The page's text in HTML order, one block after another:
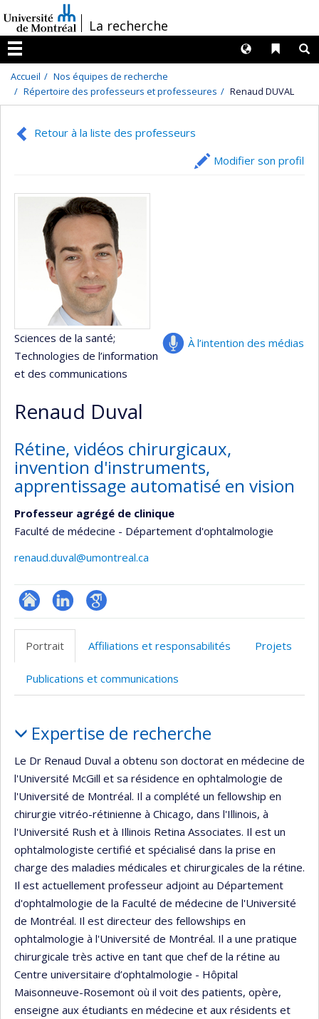
au
contenu
/La recherche
Menu
Liens
Langues
Accueil
Nos équipes de recherche
Répertoire des professeurs et professeures
Renaud DUVAL
Retour à la liste des professeurs
Modifier son profil
À l’intention des médias
Sciences de la santé;
Technologies de l’information
et des communications
Renaud Duval
Rétine, vidéos chirurgicaux,
invention d'instruments,
apprentissage automatisé en vision
Professeur agrégé de clinique
Faculté de médecine - Département d'ophtalmologie
renaud.duval@umontreal.ca
ResearchGate
LinkedInGoogle
Scholar
Portrait Affiliations et responsabilités Projets
Publications et communications
Expertise de recherche
Le Dr Renaud Duval a obtenu son doctorat en médecine de
l'Université McGill et sa résidence en ophtalmologie de
l'Université de Montréal. Il a complété un fellowship en
chirurgie vitréo-rétinienne à Chicago, dans l'Illinois, à
l'Université Rush et à Illinois Retina Associates. Il est un
ophtalmologiste certifié et spécialisé dans la prise en
charge des maladies médicales et chirurgicales de la rétine.
Il est actuellement professeur adjoint au Département
d'ophtalmologie de la Faculté de médecine de l'Université
de Montréal. Il est directeur des fellowships en
ophtalmologie à l'Université de Montréal. Il a une pratique
chirurgicale très active en tant que chef de la rétine au
Centre universitaire d’ophtalmologie - Hôpital
Maisonneuve-Rosemont où il voit des patients, opère,
enseigne aux étudiants en médecine et aux résidents et